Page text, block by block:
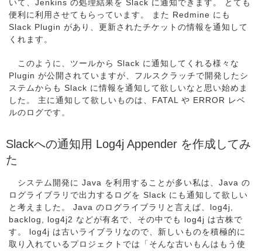
いて、Jenkins の処理結果を Slack に通知できます。 とても
便利に利用させてもらっています。 また Redmine にも
Slack Plugin があり、更新されたチケットの情報を通知して
くれます。
このように、ツールから Slack に通知してくれる様々な
Plugin が公開されていますが、フルスクラッチで開発したシ
ステムからも Slack に情報を通知して欲しいなと思い始めま
した。 主に通知して欲しいものは、FATAL や ERROR レベ
ルのログです。
Slackへの通知用 Log4j Appender を作成してみ
た
システム開発に Java を利用することが多い私は、Java の
ログライブラリで出力するログを Slack にも通知して欲しい
と考えました。 Java のログライブラリと言えば、log4j,
backlog, log4j2 などが有名で、その中でも log4j は古株で
す。 log4j は古いライブラリなので、新しいものを積極的に
取り入れているプロジェクトでは「そんな古いもんはもう使